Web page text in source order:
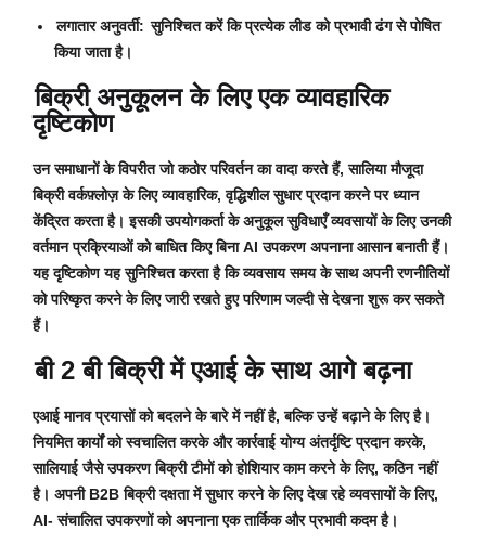
लगातार अनुवर्ती: सुनिश्चित करें कि प्रत्येक लीड को प्रभावी ढंग से पोषित
किया जाता है।
बिक्री अनुकूलन के लिए एक व्यावहारिक
दृष्टिकोण
उन समाधानों के विपरीत जो कठोर परिवर्तन का वादा करते हैं, सालिया मौजूदा
बिक्री वर्कफ़्लोज़ के लिए व्यावहारिक, वृद्धिशील सुधार प्रदान करने पर ध्यान
केंद्रित करता है। इसकी उपयोगकर्ता के अनुकूल सुविधाएँ व्यवसायों के लिए उनकी
वर्तमान प्रक्रियाओं को बाधित किए बिना AI उपकरण अपनाना आसान बनाती हैं।
यह दृष्टिकोण यह सुनिश्चित करता है कि व्यवसाय समय के साथ अपनी रणनीतियों
को परिष्कृत करने के लिए जारी रखते हुए परिणाम जल्दी से देखना शुरू कर सकते
हैं।
बी 2 बी बिक्री में एआई के साथ आगे बढ़ना
एआई मानव प्रयासों को बदलने के बारे में नहीं है, बल्कि उन्हें बढ़ाने के लिए है।
नियमित कार्यों को स्वचालित करके और कार्रवाई योग्य अंतर्दृष्टि प्रदान करके,
सालियाई जैसे उपकरण बिक्री टीमों को होशियार काम करने के लिए, कठिन नहीं
है। अपनी B2B बिक्री दक्षता में सुधार करने के लिए देख रहे व्यवसायों के लिए,
AI- संचालित उपकरणों को अपनाना एक तार्किक और प्रभावी कदम है।